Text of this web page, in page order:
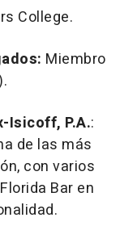
College.
Miembro
Isicoff, P.A.:
de las más
con varios
Bar en